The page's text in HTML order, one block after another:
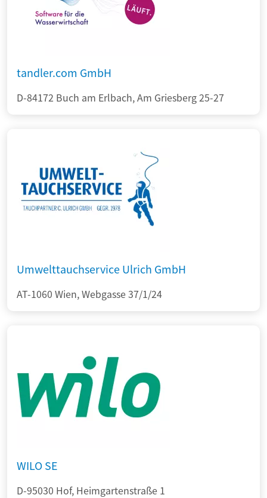
tandler.com GmbH
D-84172 Buch am Erlbach, Am Griesberg 25-27
Umwelttauchservice Ulrich GmbH
AT-1060 Wien, Webgasse 37/1/24
WILO SE
D-95030 Hof, Heimgartenstraße 1